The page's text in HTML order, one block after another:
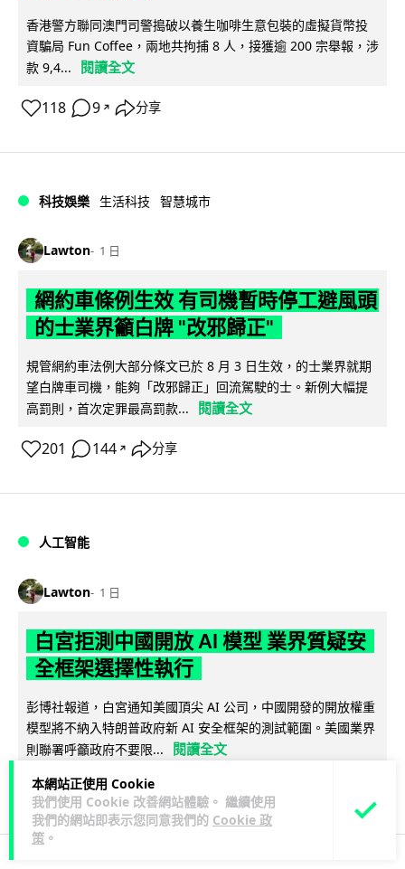
本網站正使用 Cookie
我們使用 Cookie 改善網站體驗。 繼續使用
我們的網站即表示您同意我們的 Cookie 政
策 。
香港警方聯同澳門司警搗破以養生咖啡生意包裝的虛擬貨幣投
資騙局 Fun Coffee，兩地共拘捕 8 人，接獲逾 200 宗舉報，涉
款 9,4...
閱讀全文
118 9 ↗ 分享
科技娛樂 生活科技 智慧城市
Lawton 1 日
網約車條例生效 有司機暫時停工避風頭
的士業界籲白牌 "改邪歸正"
規管網約車法例大部分條文已於 8 月 3 日生效，的士業界就期
望白牌車司機，能夠「改邪歸正」回流駕駛的士。新例大幅提
高罰則，首次定罪最高罰款...
閱讀全文
201 144 ↗ 分享
人工智能
Lawton 1 日
白宮拒測中國開放 AI 模型 業界質疑安
全框架選擇性執行
彭博社報道，白宮通知美國頂尖 AI 公司，中國開發的開放權重
模型將不納入特朗普政府新 AI 安全框架的測試範圍。美國業界
則聯署呼籲政府不要限...
閱讀全文
44 21↗ 分享